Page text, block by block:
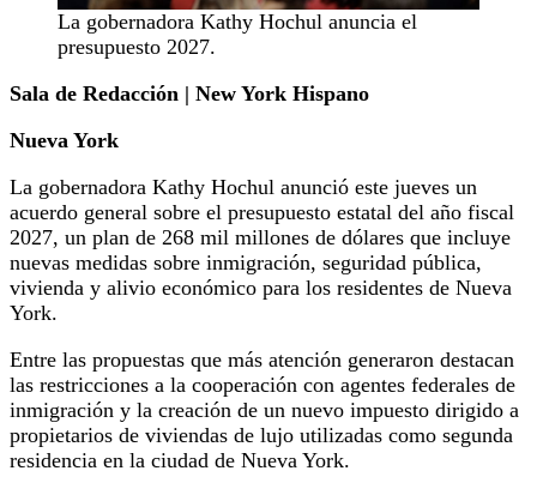
La gobernadora Kathy Hochul anuncia el
presupuesto 2027.
Sala de Redacción | New York Hispano
Nueva York
La gobernadora Kathy Hochul anunció este jueves un
acuerdo general sobre el presupuesto estatal del año fiscal
2027, un plan de 268 mil millones de dólares que incluye
nuevas medidas sobre inmigración, seguridad pública,
vivienda y alivio económico para los residentes de Nueva
York.
Entre las propuestas que más atención generaron destacan
las restricciones a la cooperación con agentes federales de
inmigración y la creación de un nuevo impuesto dirigido a
propietarios de viviendas de lujo utilizadas como segunda
residencia en la ciudad de Nueva York.